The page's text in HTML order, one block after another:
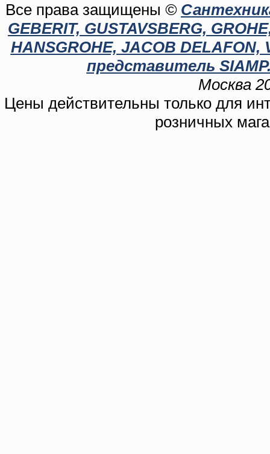
Все права защищены ©
GEBERIT, GUSTAVSBERG,
HANSGROHE, JACOB
представитель
Москва
Цены действительны только для
розничных